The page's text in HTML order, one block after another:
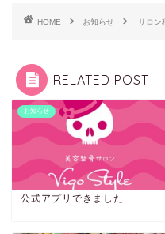
HOME お知らせ サロン
RELATED POST
お知らせ
公式アプリできました